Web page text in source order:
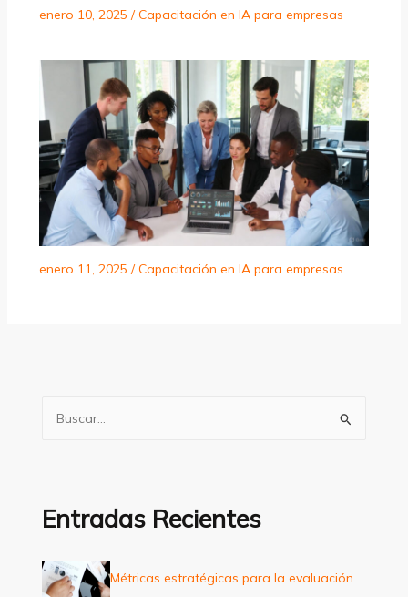
enero 10, 2025 /Capacitación en IA para empresas
enero 11, 2025 /Capacitación en IA para empresas
a
p
o
Entradas Recientes
Métricas estratégicas para la evaluación